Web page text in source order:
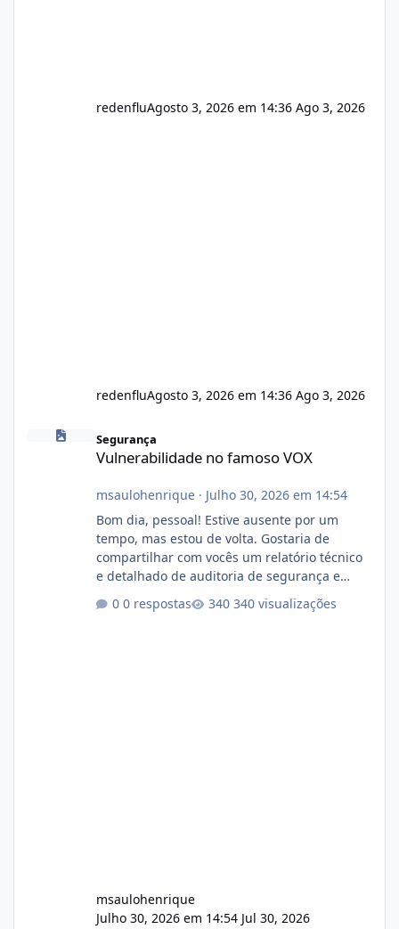
redenfluAgosto 3, 2026 em 14:36 Ago 3, 2026
redenfluAgosto 3, 2026 em 14:36 Ago 3, 2026
Segurança
Vulnerabilidade no famoso VOX
msaulohenrique· Julho 30, 2026 em 14:54
Bom dia, pessoal! Estive ausente por um
tempo, mas estou de volta. Gostaria de
compartilhar com vocês um relatório técnico
e detalhado de auditoria de segurança e
atualmente em circulação e comercialização
0 respostas 340 visualizações
msaulohenrique
Julho 30, 2026 em 14:54 Jul 30, 2026